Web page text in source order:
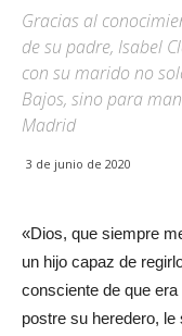
Gracias al
de su padre, Isabel
con su marido no
Bajos, sino para
Madrid
3 de junio de 2020
«Dios, que siempre
un hijo capaz de
consciente de que
postre su heredero,